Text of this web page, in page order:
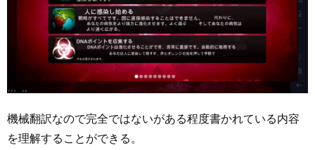
機械翻訳なので完全ではないがある程度書かれている内容
を理解することができる。